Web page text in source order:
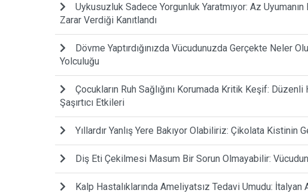
Uykusuzluk Sadece Yorgunluk Yaratmıyor: Az
Zarar Verdiği Kanıtlandı
Dövme Yaptırdığınızda Vücudunuzda Gerçekte Neler
Yolculuğu
Çocukların Ruh Sağlığını Korumada Kritik Keşif:
Şaşırtıcı Etkileri
Yıllardır Yanlış Yere Bakıyor Olabiliriz: Çikolata Kistinin
Diş Eti Çekilmesi Masum Bir Sorun Olmayabilir:
Kalp Hastalıklarında Ameliyatsız Tedavi Umudu: İtalyan